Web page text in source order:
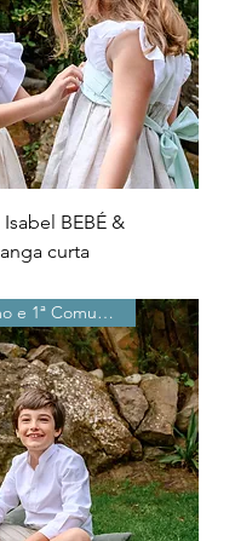
BEBÉ &
curta
Roupa Batismo e 1ª Comunhão